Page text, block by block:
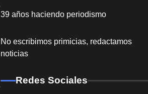
39 años haciendo periodismo
No escribimos primicias, redactamos
noticias
Redes Sociales